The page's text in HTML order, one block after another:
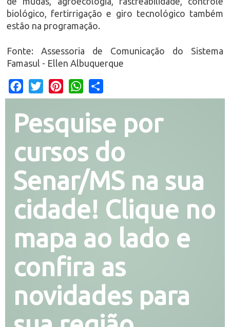
biológico, fertirrigação e giro tecnológico também
estão na programação.
Fonte: Assessoria de Comunicação do Sistema
Famasul - Ellen Albuquerque
Facebook
Twitter PinterestWhatsApp
Pesquise por
cursos do
Senar/MS na sua
cidade! Clique no
mapa ao lado e
confira as
novidades para